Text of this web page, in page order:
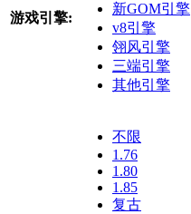
游戏引擎:
新GOM引擎
v8引擎
翎风引擎
三端引擎
其他引擎
不限
1.76
1.80
1.85
复古